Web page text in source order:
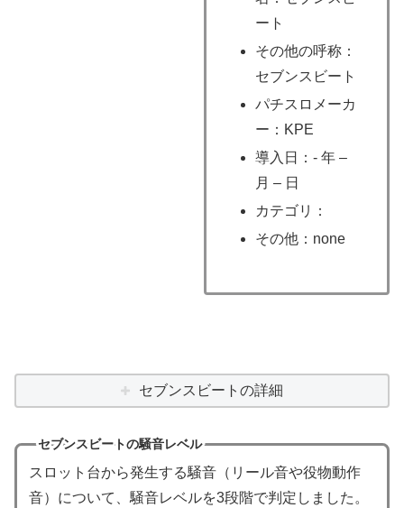
ート
その他の呼称：
セブンスビート
パチスロメーカ
ー：KPE
導入日：- 年 –
月 – 日
カテゴリ：
その他：none
セブンスビートの詳細
セブンスビートの騒音レベル
スロット台から発生する騒音（リール音や役物動作
音）について、騒音レベルを3段階で判定しました。